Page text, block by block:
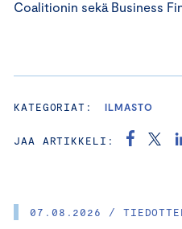
07.08.2026 /
Coalitionin sekä Business
KATEGORIAT: ILMASTO
JAA ARTIKKELI: